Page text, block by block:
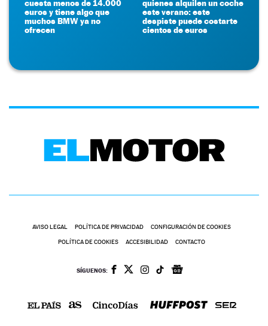
cuesta menos de 14.000
euros y tiene algo que
muchos BMW ya no
ofrecen
quienes alquilen un coche
este verano: este
despiste puede costarte
cientos de euros
AVISO LEGAL POLÍTICA DE PRIVACIDAD CONFIGURACIÓN DE COOKIES
POLÍTICA DE COOKIES ACCESIBILIDAD CONTACTO
SÍGUENOS: